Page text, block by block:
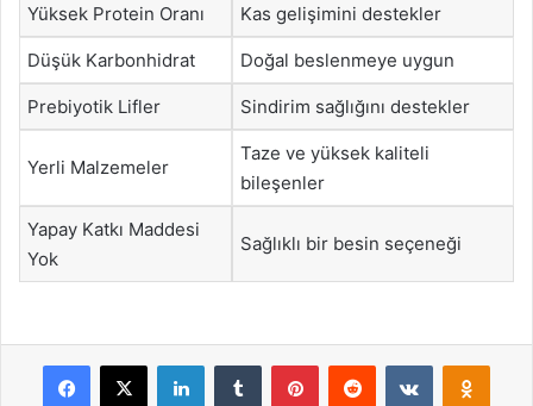
Yüksek Protein Oranı Kas gelişimini destekler
Düşük Karbonhidrat Doğal beslenmeye uygun
Prebiyotik Lifler Sindirim sağlığını destekler
Yerli Malzemeler
Taze ve yüksek kaliteli
bileşenler
Yapay Katkı Maddesi
Yok
Sağlıklı bir besin seçeneği
Facebook
X LinkedInTumblr PinterestReddit VKontakte